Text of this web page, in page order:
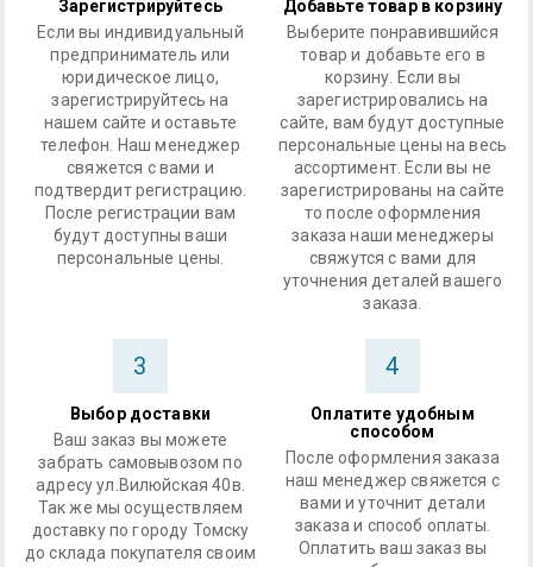
Зарегистрируйтесь
Если вы индивидуальный
предприниматель или
юридическое лицо,
зарегистрируйтесь на
нашем сайте и оставьте
телефон. Наш менеджер
свяжется с вами и
подтвердит регистрацию.
После регистрации вам
будут доступны ваши
персональные цены.
Добавьте товар в корзину
Выберите понравившийся
товар и добавьте его в
корзину. Если вы
зарегистрировались на
сайте, вам будут доступные
персональные цены на весь
ассортимент. Если вы не
зарегистрированы на сайте
то после оформления
заказа наши менеджеры
свяжутся с вами для
уточнения деталей вашего
заказа.
3
Выбор доставки
Ваш заказ вы можете
забрать самовывозом по
адресу ул.Вилюйская 40в.
Так же мы осуществляем
доставку по городу Томску
до склада покупателя своим
4
Оплатите удобным
способом
После оформления заказа
наш менеджер свяжется с
вами и уточнит детали
заказа и способ оплаты.
Оплатить ваш заказ вы